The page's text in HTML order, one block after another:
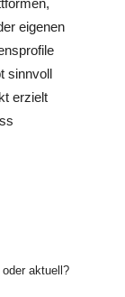
eigenen
sinnvoll
erzielt
aktuell?